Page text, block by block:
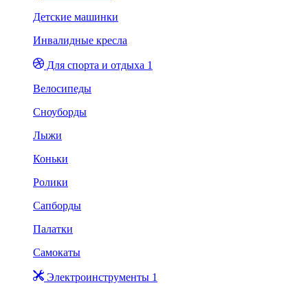
Детские машинки
Инвалидные кресла
Для спорта и отдыха 1
Велосипеды
Сноуборды
Лыжи
Коньки
Ролики
Сапборды
Палатки
Самокаты
Электроинструменты 1